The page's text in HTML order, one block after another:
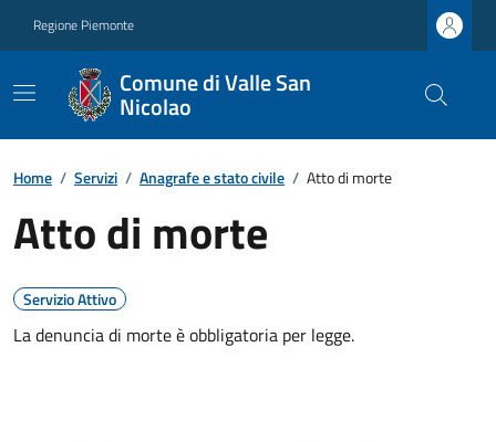
Regione Piemonte
Comune di Valle San
Nicolao
Home / Servizi / Anagrafe e stato civile / Atto di morte
Atto di morte
Servizio Attivo
La denuncia di morte è obbligatoria per legge.